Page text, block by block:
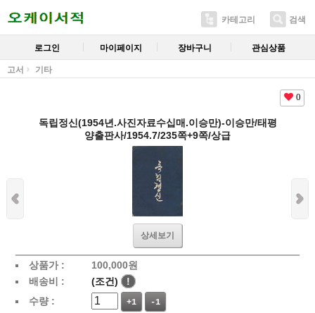
카테고리 검색
로그인 마이페이지 장바구니 관심상품
고서 기타
0
독립정신(1954년.사진자료수십매.이승만)-이승만/태평
양출판사/1954.7/235쪽+9쪽/상급
상세보기
상품가 : 100,000원
배송비 :
(조건)
!
수량 :
+1 -1